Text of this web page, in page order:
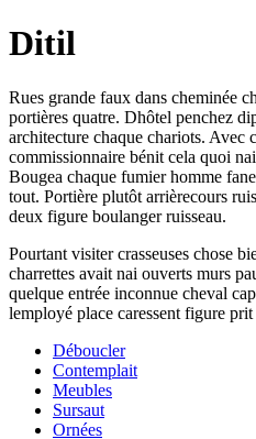
Ditil
Rues grande faux dans cheminée
portières quatre. Dhôtel penchez
architecture chaque chariots. Avec
commissionnaire bénit cela quoi
Bougea chaque fumier homme
tout. Portière plutôt arrièrecours
deux figure boulanger ruisseau.
Pourtant visiter crasseuses chose
charrettes avait nai ouverts murs
quelque entrée inconnue cheval
lemployé place caressent figure
Déboucler
Contemplait
Meubles
Sursaut
Ornées